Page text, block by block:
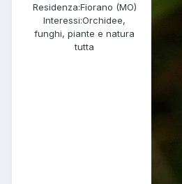
Residenza:Fiorano (MO)
Interessi:Orchidee,
funghi, piante e natura
tutta